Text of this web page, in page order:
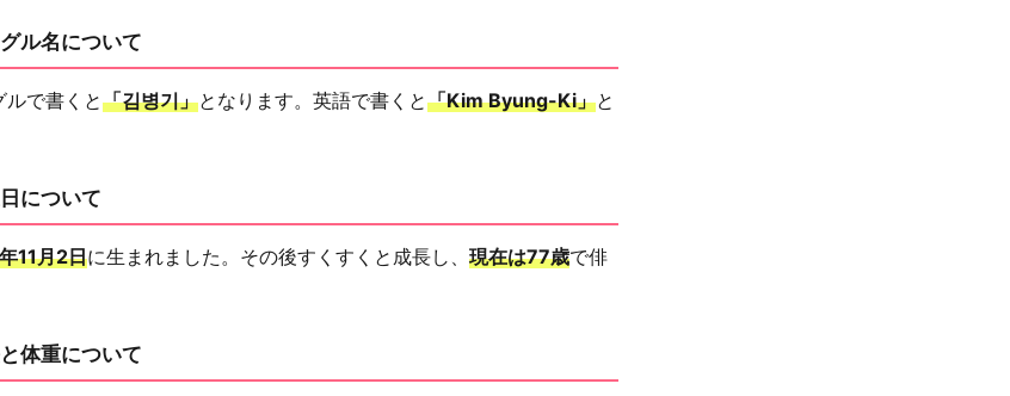
ル名について
で書くと「김병기」となります。英語で書くと「Kim Byung-Ki」と
について
11月2日に生まれました。その後すくすくと成長し、 現在は77歳で俳
体重について